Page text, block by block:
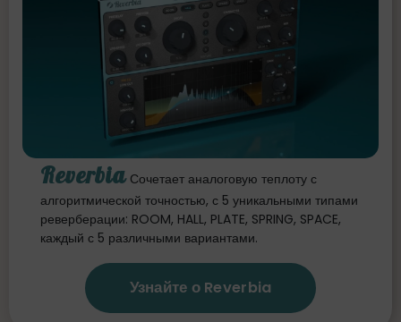
Reverbia Сочетает аналоговую теплоту с
алгоритмической точностью, с 5 уникальными типами
реверберации: ROOM, HALL, PLATE, SPRING, SPACE,
каждый с 5 различными вариантами.
Узнайте о Reverbia